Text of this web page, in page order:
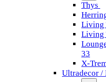
Thys
Living
Living
33
X-
Ultradecor /